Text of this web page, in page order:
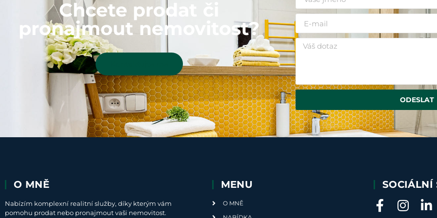
Chcete prodat či
pronajmout nemovitost?
ODESLAT
O MNĚ
Nabízím komplexní realitní služby, díky kterým vám
pomohu prodat nebo pronajmout vaši nemovitost.
MENU
O MNĚ
SOCIÁLNÍ